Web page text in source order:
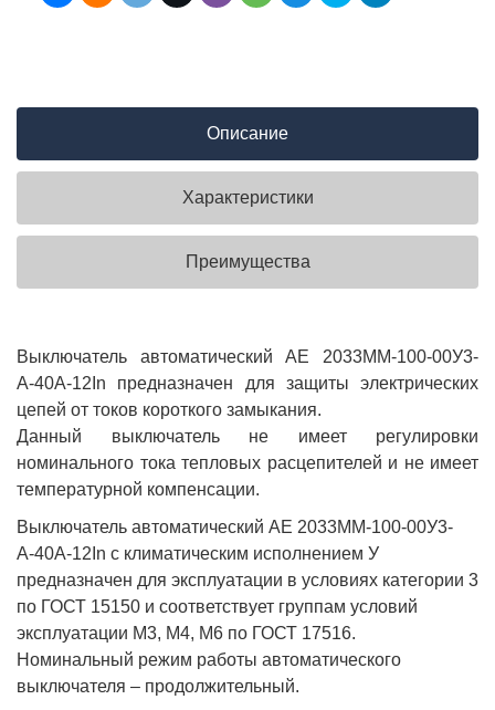
Описание
Характеристики
Преимущества
Выключатель автоматический АЕ 2033ММ-100-00У3-
А-40А-12In предназначен для защиты электрических
цепей от токов короткого замыкания.
Данный выключатель не имеет регулировки
номинального тока тепловых расцепителей и не имеет
температурной компенсации.
Выключатель автоматический АЕ 2033ММ-100-00У3-
А-40А-12In с климатическим исполнением У
предназначен для эксплуатации в условиях категории 3
по ГОСТ 15150 и соответствует группам условий
эксплуатации М3, М4, М6 по ГОСТ 17516.
Номинальный режим работы автоматического
выключателя – продолжительный.